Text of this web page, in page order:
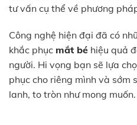
tư vấn cụ thể về phương
Công nghệ hiện đại đã có
khắc phục mắt bé hiệu quả
người. Hi vọng bạn sẽ lựa
phục cho riêng mình và sớm
lanh, to tròn như mong muốn.